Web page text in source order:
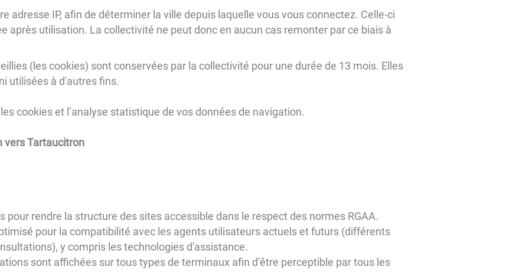
adresse IP, afin de déterminer la ville depuis laquelle vous vous connectez. Celle-ci
après utilisation. La collectivité ne peut donc en aucun cas remonter par ce biais à
(les cookies) sont conservées par la collectivité pour une durée de 13 mois. Elles
utilisées à d'autres fins.
cookies et l’analyse statistique de vos données de navigation.
vers Tartaucitron
pour rendre la structure des sites accessible dans le respect des normes RGAA.
pour la compatibilité avec les agents utilisateurs actuels et futurs (différents
y compris les technologies d'assistance.
sont affichées sur tous types de terminaux afin d’être perceptible par tous les